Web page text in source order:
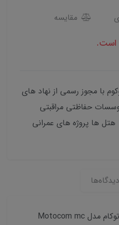
مقایسه
با مجوز رسمی از نهاد های
حفاظتی مراقبتی
ها پروژه های عمرانی
دیدگاه‌ها
بیسیم واکی تاکی مجاز موتوکام مدل Motocom mc